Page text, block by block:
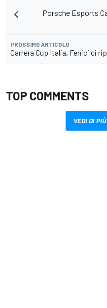
Porsche Esports
PROSSIMO ARTICOLO
Carrera Cup Italia, Fenici ci
TOP COMMENTS
VEDI DI